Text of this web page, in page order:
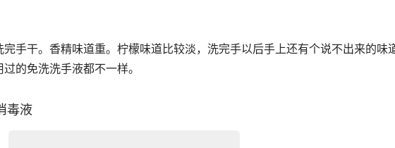
干。香精味道重。柠檬味道比较淡，洗完手以后手上还有个说不出来的味
的免洗洗手液都不一样。
毒液